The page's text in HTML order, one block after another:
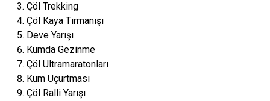
Çöl Trekking
Çöl Kaya Tırmanışı
Deve Yarışı
Kumda Gezinme
Çöl Ultramaratonları
Kum Uçurtması
Çöl Ralli Yarışı